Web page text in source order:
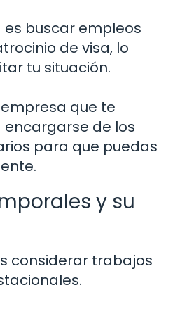
buscar empleos
de visa, lo
tu situación.
que te
de los
para que puedas
y su
considerar trabajos